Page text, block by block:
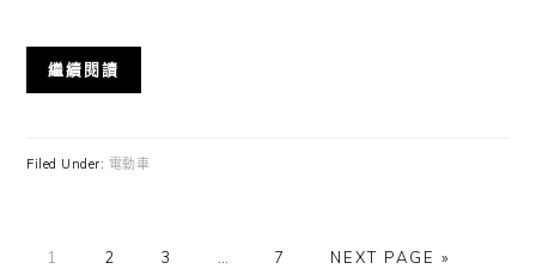
繼續閱讀
Filed Under: 電動車
GO
1
GO
2
GO
3 …
GO
7
GO
NEXT PAGE »